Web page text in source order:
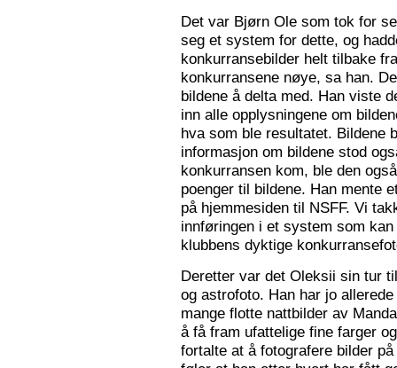
Det var Bjørn Ole som tok for
seg et system for dette, og
konkurransebilder helt tilbake
konkurransene nøye, sa han.
bildene å delta med. Han viste
inn alle opplysningene om
hva som ble resultatet. Bildene
informasjon om bildene stod
konkurransen kom, ble den
poenger til bildene. Han mente
på hjemmesiden til NSFF. Vi
innføringen i et system som
klubbens dyktige
Deretter var det Oleksii sin tur
og astrofoto. Han har jo
mange flotte nattbilder av
å få fram ufattelige fine farger
fortalte at å fotografere bilder